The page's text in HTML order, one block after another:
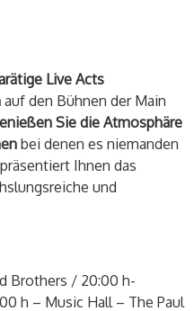
Live Acts
auf den Bühnen der Main
Sie die Atmosphäre
bei denen es niemanden
Ihnen das
und
Brothers / 20:00 h-
h – Music Hall – The Paul